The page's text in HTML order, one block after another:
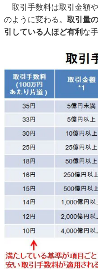
取引手数料は取引金額
のように変わる。 取引量
引している人ほど有利 な